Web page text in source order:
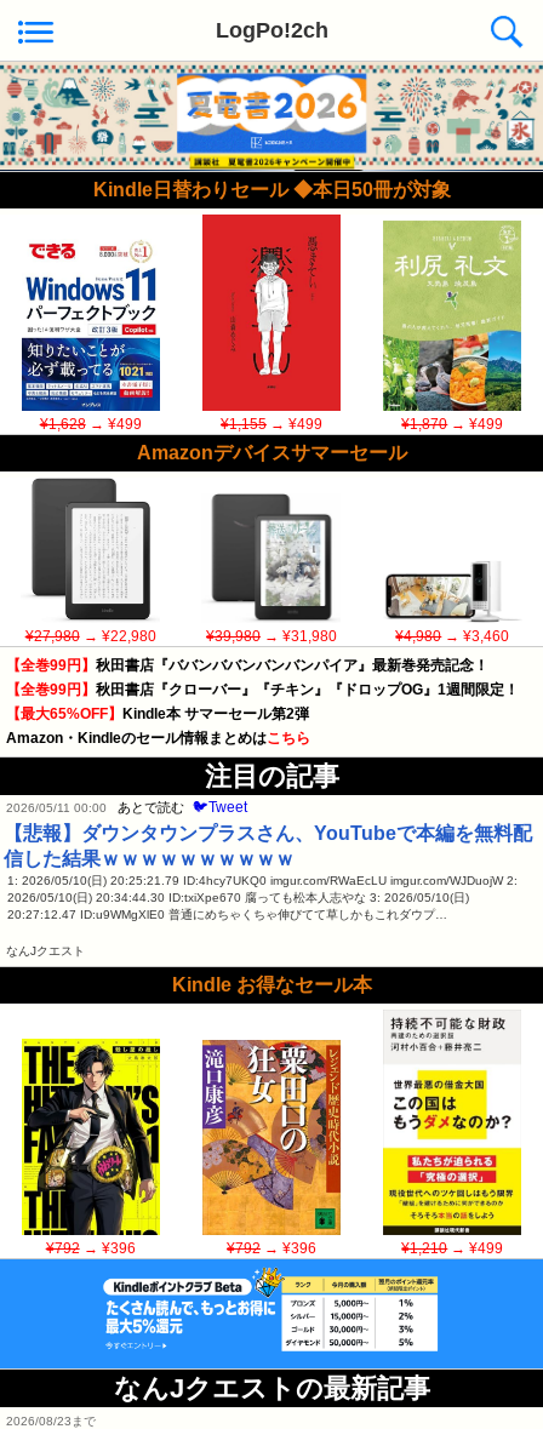
LogPo!2ch
Kindle日替わりセール ◆本日50冊が対象
¥1,628→ ¥499 ¥1,155→ ¥499 ¥1,870→ ¥499
Amazonデバイスサマーセール
¥27,980→ ¥22,980 ¥39,980→ ¥31,980 ¥4,980→ ¥3,460
【全巻99円】 秋田書店『ババンババンバンバンパイア』最新巻発売記念！
【全巻99円】 秋田書店『クローバー』『チキン』『ドロップOG』1週間限定！
【最大65%OFF】
Kindle本 サマーセール第2弾
Amazon・Kindleのセール情報まとめはこちら
注目の記事
2026/05/11 00:00 あとで読む 🐦Tweet
【悲報】ダウンタウンプラスさん、YouTubeで本編を無料配
信した結果ｗｗｗｗｗｗｗｗｗｗ
1: 2026/05/10(日) 20:25:21.79 ID:4hcy7UKQ0 imgur.com/RWaEcLU imgur.com/WJDuojW 2:
2026/05/10(日) 20:34:44.30 ID:txiXpe670 腐っても松本人志やな 3: 2026/05/10(日)
20:27:12.47 ID:u9WMgXlE0 普通にめちゃくちゃ伸びてて草しかもこれダウプ…
なんJクエスト
Kindle お得なセール本
¥792→ ¥396 ¥792→ ¥396 ¥1,210→ ¥499
なんJクエストの最新記事
2026/08/23まで